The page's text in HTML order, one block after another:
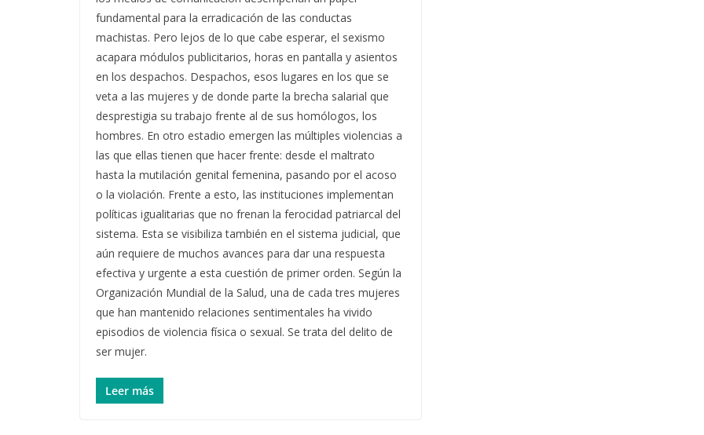
fundamental para la erradicación de las conductas
machistas. Pero lejos de lo que cabe esperar, el sexismo
acapara módulos publicitarios, horas en pantalla y asientos
en los despachos. Despachos, esos lugares en los que se
veta a las mujeres y de donde parte la brecha salarial que
desprestigia su trabajo frente al de sus homólogos, los
hombres. En otro estadio emergen las múltiples violencias a
las que ellas tienen que hacer frente: desde el maltrato
hasta la mutilación genital femenina, pasando por el acoso
o la violación. Frente a esto, las instituciones implementan
políticas igualitarias que no frenan la ferocidad patriarcal del
sistema. Esta se visibiliza también en el sistema judicial, que
aún requiere de muchos avances para dar una respuesta
efectiva y urgente a esta cuestión de primer orden. Según la
Organización Mundial de la Salud, una de cada tres mujeres
que han mantenido relaciones sentimentales ha vivido
episodios de violencia física o sexual. Se trata del delito de
ser mujer.
Leer más